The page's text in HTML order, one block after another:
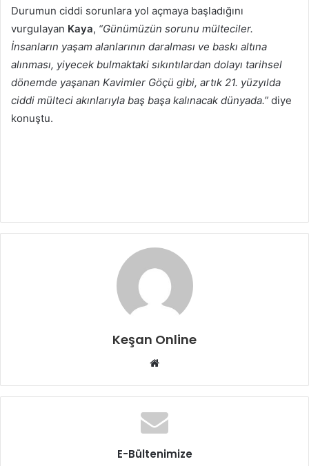
Durumun ciddi sorunlara yol açmaya başladığını
vurgulayan Kaya, “Günümüzün sorunu mülteciler.
İnsanların yaşam alanlarının daralması ve baskı altına
alınması, yiyecek bulmaktaki sıkıntılardan dolayı tarihsel
dönemde yaşanan Kavimler Göçü gibi, artık 21. yüzyılda
ciddi mülteci akınlarıyla baş başa kalınacak dünyada.” diye
konuştu.
Keşan Online
Web
E-Bültenimize